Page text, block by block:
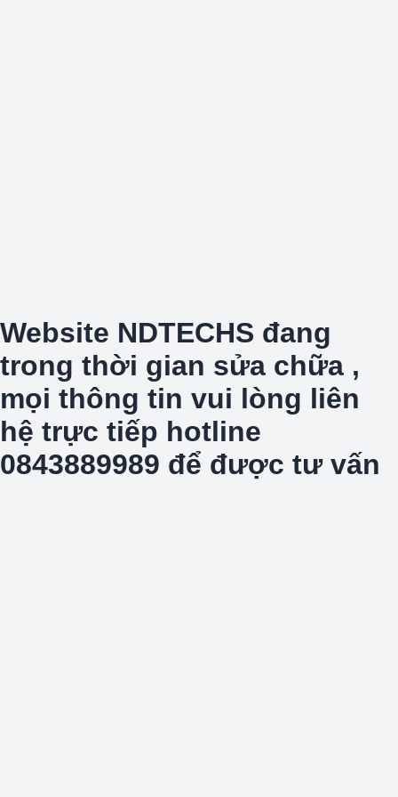
Website NDTECHS đang
trong thời gian sửa chữa ,
mọi thông tin vui lòng liên
hệ trực tiếp hotline
0843889989 để được tư vấn